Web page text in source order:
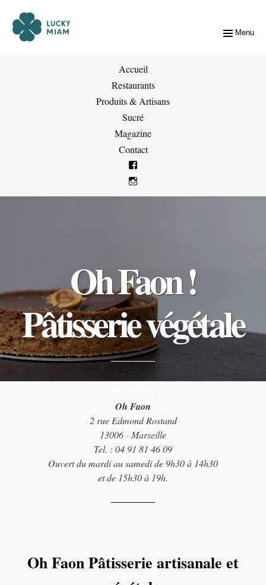
Menu
Accueil
Restaurants
Produits & Artisans
Sucré
Magazine
Contact
Oh Faon !
Pâtisserie végétale
SUCRÉ
Oh Faon
2 rue Edmond Rostand
13006 - Marseille
Tel. : 04 91 81 46 09
Ouvert du mardi au samedi de 9h30 à 14h30
et de 15h30 à 19h.
Oh Faon Pâtisserie artisanale et